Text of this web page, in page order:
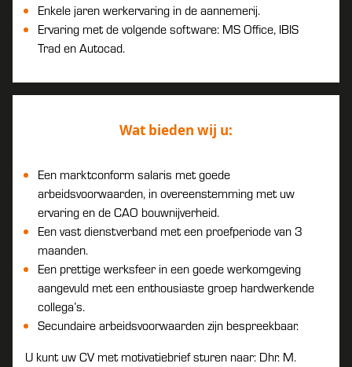
Enkele jaren werkervaring in de aannemerij.
Ervaring met de volgende software: MS Office, IBIS
Trad en Autocad.
Wat bieden wij u:
Een marktconform salaris met goede
arbeidsvoorwaarden, in overeenstemming met uw
ervaring en de CAO bouwnijverheid.
Een vast dienstverband met een proefperiode van 3
maanden.
Een prettige werksfeer in een goede werkomgeving
aangevuld met een enthousiaste groep hardwerkende
collega’s.
Secundaire arbeidsvoorwaarden zijn bespreekbaar.
U kunt uw CV met motivatiebrief sturen naar: Dhr. M.